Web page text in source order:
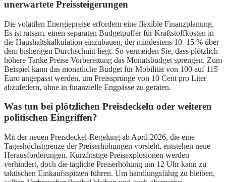
unerwartete Preissteigerungen
Die volatilen Energiepreise erfordern eine flexible Finanzplanung.
Es ist ratsam, einen separaten Budgetpuffer für Kraftstoffkosten in
die Haushaltskalkulation einzubauen, der mindestens 10–15 % über
dem bisherigen Durchschnitt liegt. So vermeiden Sie, dass plötzlich
höhere Tanke Preise Vorbereitung das Monatsbudget sprengen. Zum
Beispiel kann das monatliche Budget für Mobilität von 100 auf 115
Euro angepasst werden, um Preissprünge von 10 Cent pro Liter
abzufedern, ohne in finanzielle Engpässe zu geraten.
Was tun bei plötzlichen Preisdeckeln oder weiteren
politischen Eingriffen?
Mit der neuen Preisdeckel-Regelung ab April 2026, die eine
Tageshöchstgrenze der Preiserhöhungen vorsieht, entstehen neue
Herausforderungen. Kurzfristige Preisexplosionen werden
verhindert, doch die tägliche Preiserhöhung um 12 Uhr kann zu
taktischen Einkaufsspitzen führen. Um handlungsfähig zu bleiben,